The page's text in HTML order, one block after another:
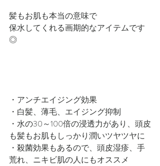
髪もお肌も本当の意味で
保水してくれる画期的なアイテムです
◎
・アンチエイジング効果
・白髪、薄毛、エイジング抑制
・水の30～100倍の浸透力があり、頭皮
も髪もお肌もしっかり潤いツヤツヤに
・殺菌効果もあるので、頭皮湿疹、手
荒れ、ニキビ肌の人にもオススメ